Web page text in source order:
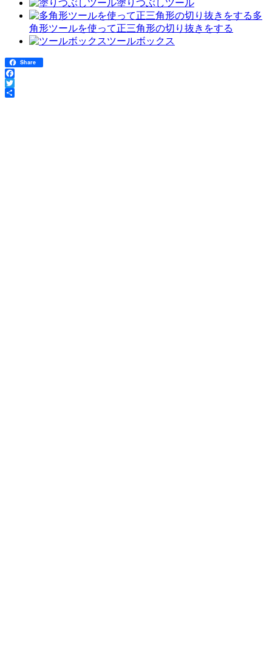
塗りつぶしツール
多
角形ツールを使って正三角形の切り抜きをする
ツールボックス
Share
Facebook
Twitter